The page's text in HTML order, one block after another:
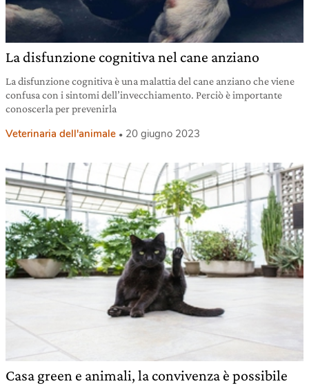
La disfunzione cognitiva nel cane anziano
La disfunzione cognitiva è una malattia del cane anziano che viene
confusa con i sintomi dell’invecchiamento. Perciò è importante
conoscerla per prevenirla
Veterinaria dell'animale 20 giugno 2023
Casa green e animali, la convivenza è possibile